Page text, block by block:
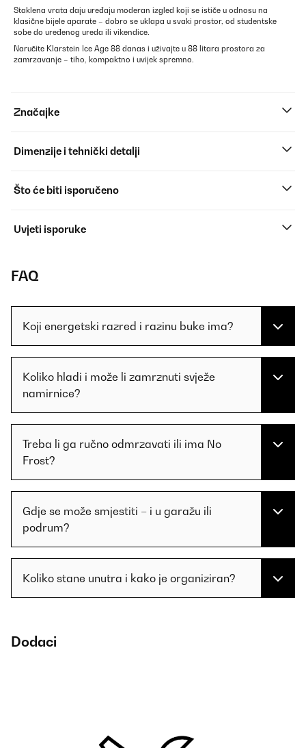
Staklena vrata daju uređaju moderan izgled koji se ističe u odnosu na
klasične bijele aparate – dobro se uklapa u svaki prostor, od studentske
sobe do uređenog ureda ili vikendice.
Naručite Klarstein Ice Age 88 danas i uživajte u 88 litara prostora za
zamrzavanje – tiho, kompaktno i uvijek spremno.
Značajke
Dimenzije i tehnički detalji
Što će biti isporučeno
Uvjeti isporuke
FAQ
Koji energetski razred i razinu buke ima?
Koliko hladi i može li zamrznuti svježe
namirnice?
Treba li ga ručno odmrzavati ili ima No
Frost?
Gdje se može smjestiti – i u garažu ili
podrum?
Koliko stane unutra i kako je organiziran?
Dodaci